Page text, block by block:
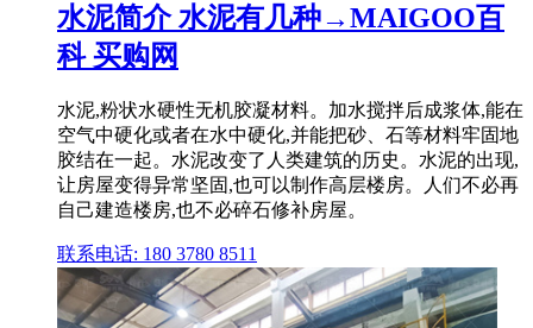
水泥简介 水泥有几种→MAIGOO百
科 买购网
水泥,粉状水硬性无机胶凝材料。加水搅拌后成浆体,能在
空气中硬化或者在水中硬化,并能把砂、石等材料牢固地
胶结在一起。水泥改变了人类建筑的历史。水泥的出现,
让房屋变得异常坚固,也可以制作高层楼房。人们不必再
自己建造楼房,也不必碎石修补房屋。
联系电话: 180 3780 8511